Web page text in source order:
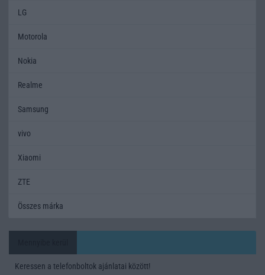
LG
Motorola
Nokia
Realme
Samsung
vivo
Xiaomi
ZTE
Összes márka
Keressen a telefonboltok ajánlatai között!